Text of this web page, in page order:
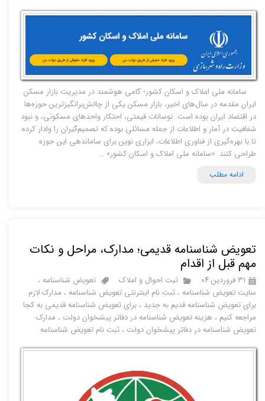
سامانه ملی املاک و اسکان کشور؛ گامی هوشمند در مدیریت بازار مسکن
ایران مقدمه در سال‌های اخیر، بازار مسکن یکی از چالش‌برانگیزترین حوزه‌ها
در اقتصاد ایران بوده است. نوسانات قیمتی، احتکار واحدهای مسکونی، و نبود
شفافیت در آمار و اطلاعات از جمله مسائلی بوده که تصمیم‌گیران را وادار کرده
تا با بهره‌گیری از فناوری اطلاعات، ابزاری نوین برای ساماندهی این حوزه
طراحی کنند. «سامانه ملی املاک و اسکان کشور» …
ادامه مطلب
تعویض شناسنامه قدیمی؛ مدارک، مراحل و نکات
مهم قبل از اقدام
۳۱ فروردین ۰۴ ثبت احوال و املاک تعویض شناسنامه ،
سایت تعویض شناسنامه ،ثبت نام اینترنتی تعویض شناسنامه ، مدارک لازم
برای تعویض شناسنامه قدیم به جدید ،برای تعویض شناسنامه قدیمی به کجا
مراجعه کنیم ، هزینه تعویض شناسنامه در دفاتر پیشخوان دولت ، مدارک
تعویض شناسنامه در دفاتر پیشخوان دولت ،ثبت نام تعویض شناسنامه